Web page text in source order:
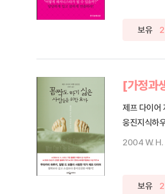
보유 2
[가정과
제프 다이어
웅진지식하
2004 W. H.
보유 2